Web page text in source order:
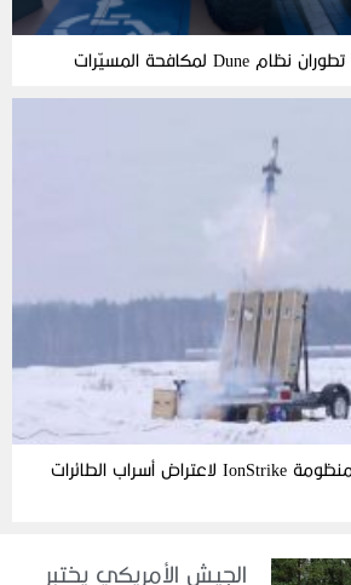
الجيش الأمريكي يختبر منظومة IonStrike لاعتراض أسراب الطائرات
الجيش الأمريكي يختبر